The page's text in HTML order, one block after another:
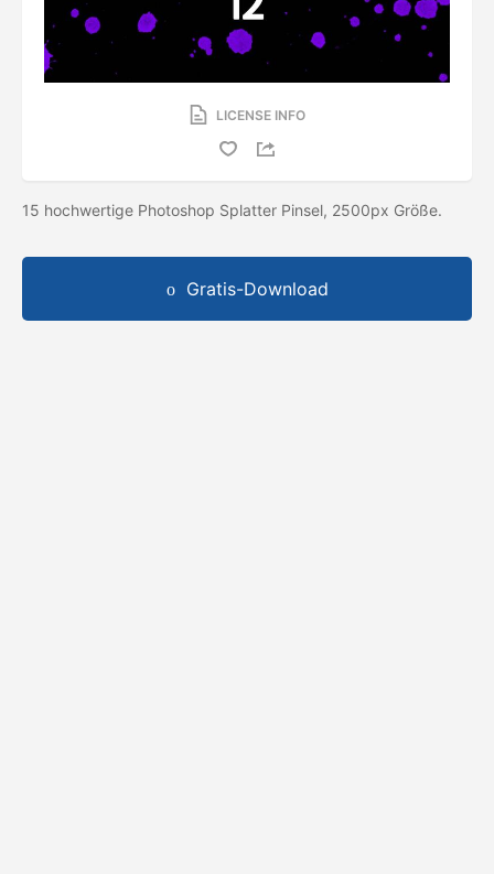
LICENSE INFO
15 hochwertige Photoshop Splatter Pinsel, 2500px Größe.
Gratis-Download